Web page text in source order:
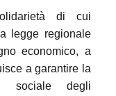
di cui
legge regionale
economico, a
a garantire la
sociale degli